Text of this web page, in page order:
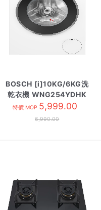
BOSCH [i]10KG/6KG洗
乾衣機 WNG254YDHK
特價 MOP 5,999.00
6,990.00